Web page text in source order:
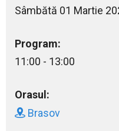
Sâmbătă 01 Martie
Program:
11:00 - 13:00
Orasul:
Brasov